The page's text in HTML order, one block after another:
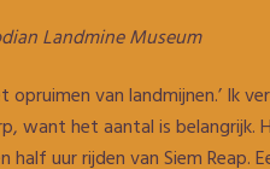
Landmine Museum
opruimen van landmijnen.’ Ik
want het aantal is
uur rijden van Siem